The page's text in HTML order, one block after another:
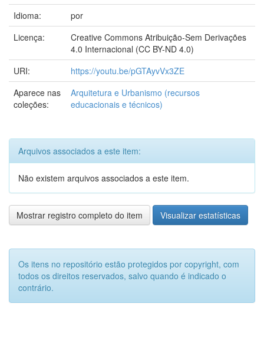
Idioma:
por
Licença:
Creative Commons Atribuição-Sem Derivações
4.0 Internacional (CC BY-ND 4.0)
URI:
https://youtu.be/pGTAyvVx3ZE
Aparece nas
coleções:
Arquitetura e Urbanismo (recursos
educacionais e técnicos)
Arquivos associados a este item:
Não existem arquivos associados a este item.
Mostrar registro completo do item Visualizar estatísticas
Os itens no repositório estão protegidos por copyright, com
todos os direitos reservados, salvo quando é indicado o
contrário.